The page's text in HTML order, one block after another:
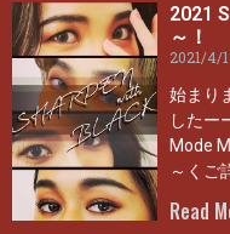
2021
～！
2021/4/
始まり
したー
Mode
～くご
Read